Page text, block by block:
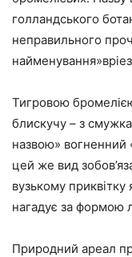
голландського
неправильного
Тигровою
блискучу – з
назвою» вогненний
цей же вид
вузькому
нагадує за формою
Природний ареал